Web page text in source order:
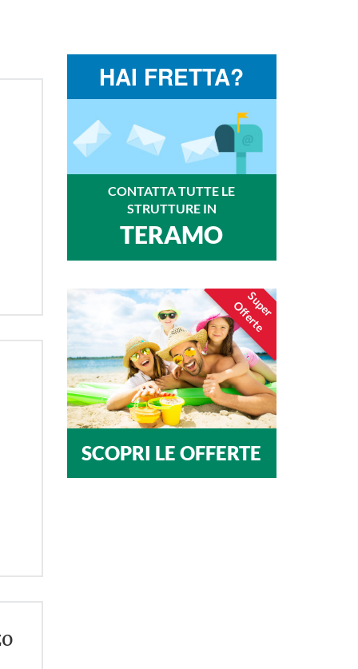
HAI FRETTA?
CONTATTA TUTTE LE
STRUTTURE IN
TERAMO
Super
Offerte
SCOPRI LE OFFERTE